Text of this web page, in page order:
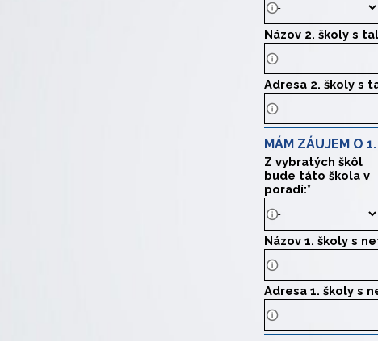
Názov 2. školy s
Uveďte presný
Adresa 2. školy s
Uveďte presnú
MÁM ZÁUJEM O
Z vybratých škôl
bude táto škola v
poradí:*
Názov 1. školy s
Uveďte presný
Adresa 1. školy s
Uveďte presnú